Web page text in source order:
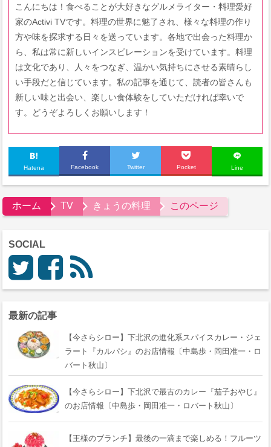
こんにちは！食べることが大好きなグルメライター・料理愛好
家のActivi TVです。料理の世界に魅了され、様々な料理の作り
方や味を探求する日々を送っています。各地で出会った料理か
ら、私は常に新しいインスピレーションを受けています。料理
は文化であり、人々をつなぎ、温かい気持ちにさせる素晴らし
い手段だと信じています。私の記事を通じて、読者の皆さんも
新しい味と出会い、楽しい食体験をしていただければ幸いで
す。どうぞよろしくお願いします！
Hatena Facebook Twitter Pocket Line
ホーム TV きょうの料理 このページ
SOCIAL
最新の記事
【今さらシロー】下北沢の進化系スパイスカレー・ジェ
ラート『カルパシ』のお店情報〔中島歩・岡田准一・ロ
バート秋山〕
【今さらシロー】下北沢で最古のカレー『茄子おやじ』
のお店情報〔中島歩・岡田准一・ロバート秋山〕
【王様のブランチ】最後の一滴まで楽しめる！フルーツ